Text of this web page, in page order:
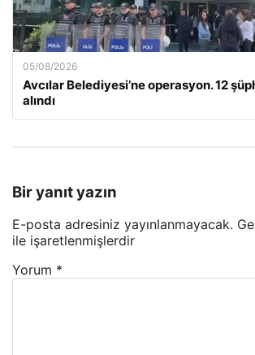
05/08/2026
Avcılar Belediyesi’ne operasyon. 12
alındı
Bir yanıt yazın
E-posta adresiniz yayınlanmayacak.
ile işaretlenmişlerdir
Yorum *